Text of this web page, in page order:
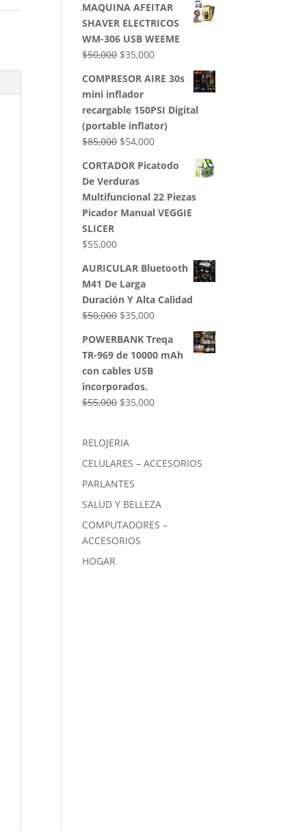
original
era:
$32,500.
actual
es:
$28,000.
MAQUINA AFEITAR
SHAVER ELECTRICOS
WM-306 USB WEEME
$50,000 El
original
era:
$50,000.
$35,000El
actual
$35,000.
COMPRESOR AIRE 30s
mini inflador
recargable 150PSI Digital
(portable inflator)
$85,000 El
original
era:
$85,000.
$54,000El
actual
$54,000.
CORTADOR Picatodo
De Verduras
Multifuncional 22 Piezas
Picador Manual VEGGIE
SLICER
$55,000
AURICULAR Bluetooth
M41 De Larga
Duración Y Alta Calidad
$50,000 El
original
era:
$50,000.
$35,000El
actual
es:
POWERBANK Treqa
TR-969 de 10000 mAh
con cables USB
incorporados.
$55,000 El
era:
$55,000.
$35,000El
$35,000.
RELOJERIA
CELULARES – ACCESORIOS
PARLANTES
SALUD Y BELLEZA
COMPUTADORES –
ACCESORIOS
HOGAR